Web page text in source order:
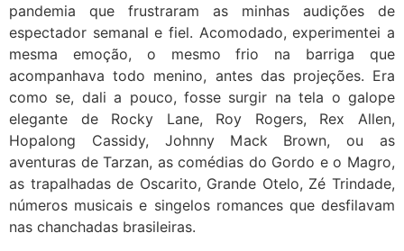
pandemia que frustraram as minhas audições de
espectador semanal e fiel. Acomodado, experimentei a
mesma emoção, o mesmo frio na barriga que
acompanhava todo menino, antes das projeções. Era
como se, dali a pouco, fosse surgir na tela o galope
elegante de Rocky Lane, Roy Rogers, Rex Allen,
Hopalong Cassidy, Johnny Mack Brown, ou as
aventuras de Tarzan, as comédias do Gordo e o Magro,
as trapalhadas de Oscarito, Grande Otelo, Zé Trindade,
números musicais e singelos romances que desfilavam
nas chanchadas brasileiras.